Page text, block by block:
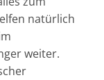
natürlich
weiter.